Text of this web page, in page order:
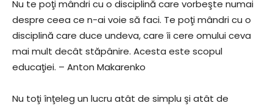
Nu te poţi mândri cu o disciplină care vorbeşte numai
despre ceea ce n-ai voie să faci. Te poţi mândri cu o
disciplină care duce undeva, care îi cere omului ceva
mai mult decât stăpânire. Acesta este scopul
educaţiei. – Anton Makarenko
Nu toţi înţeleg un lucru atât de simplu şi atât de